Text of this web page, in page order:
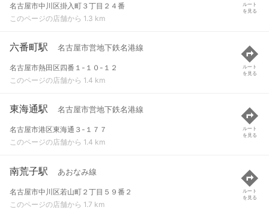
名古屋市中川区掛入町３丁目２４番
このページの店舗から 1.3 km
ルート
を見る
六番町駅 名古屋市営地下鉄名港線
名古屋市熱田区四番１-１０-１２
このページの店舗から 1.4 km
ルート
を見る
東海通駅 名古屋市営地下鉄名港線
名古屋市港区東海通３-１７７
このページの店舗から 1.4 km
ルート
を見る
南荒子駅 あおなみ線
名古屋市中川区若山町２丁目５９番２
このページの店舗から 1.7 km
ルート
を見る